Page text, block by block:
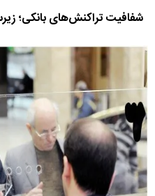
شفافیت تراکنش‌های بانکی؛